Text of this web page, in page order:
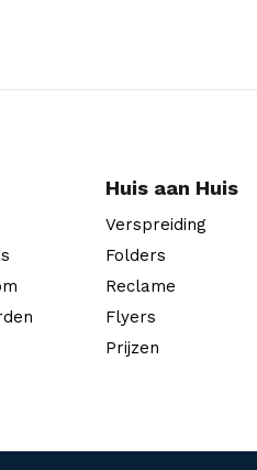
Huis aan Huis
Verspreiding
Folders
Reclame
Flyers
Prijzen